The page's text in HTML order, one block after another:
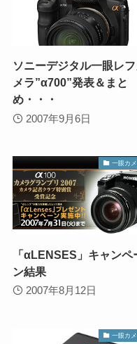
ソニーデジタル一眼レフ
メラ”α700”発表＆まと
め・・・
2007年9月6日
一眼カ
「αLENSES」キャンペ
ン結果
2007年8月12日
一眼カ